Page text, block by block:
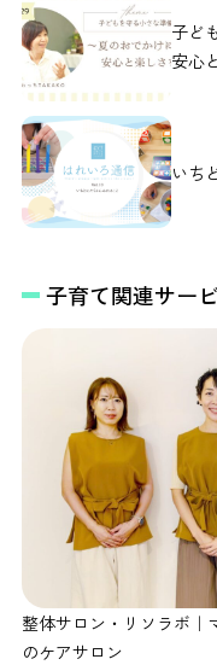
子ど
安心
いち
子育て関連サー
整体サロン・リソラボ｜
のケアサロン